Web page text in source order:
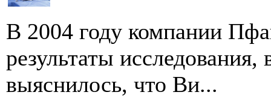
В 2004 году компании
результаты исследования,
выяснилось, что Ви...